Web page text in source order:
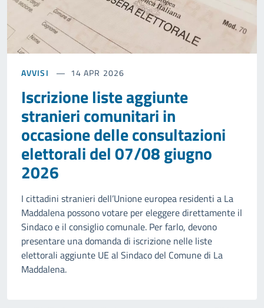
AVVISI 14 APR 2026
Iscrizione liste aggiunte
stranieri comunitari in
occasione delle consultazioni
elettorali del 07/08 giugno
2026
I cittadini stranieri dell’Unione europea residenti a La
Maddalena possono votare per eleggere direttamente il
Sindaco e il consiglio comunale. Per farlo, devono
presentare una domanda di iscrizione nelle liste
elettorali aggiunte UE al Sindaco del Comune di La
Maddalena.